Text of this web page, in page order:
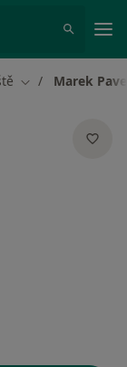
Změna města
Marek